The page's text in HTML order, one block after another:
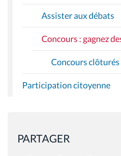
Assister aux débats
Concours : gagnez
Concours clôturés
Participation citoyenne
PARTAGER